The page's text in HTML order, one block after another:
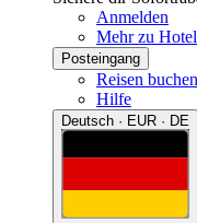
Anmelden
Mehr zu
Posteingang
Reisen buchen
Hilfe
Deutsch · EUR · DE